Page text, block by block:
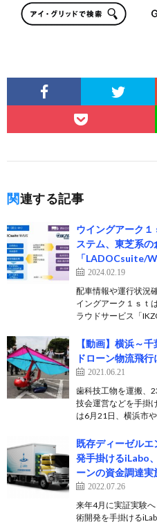
関連する記事
ウイングアーク
ステム、東芝系
「LADOCsuite/
2024.02.19
配車情報や運行状況
イングアーク１ｓｔ
ラウドサービス「
【動画】横浜～
ドローン物流飛行
2021.06.21
歯科技工物を運搬、
技会運営などを手掛
は6月21日、横浜市
既存ディーゼル
発手掛けるiLabo
ーンの資金調達実
2022.07.26
来年4月に実証実験
術開発を手掛ける